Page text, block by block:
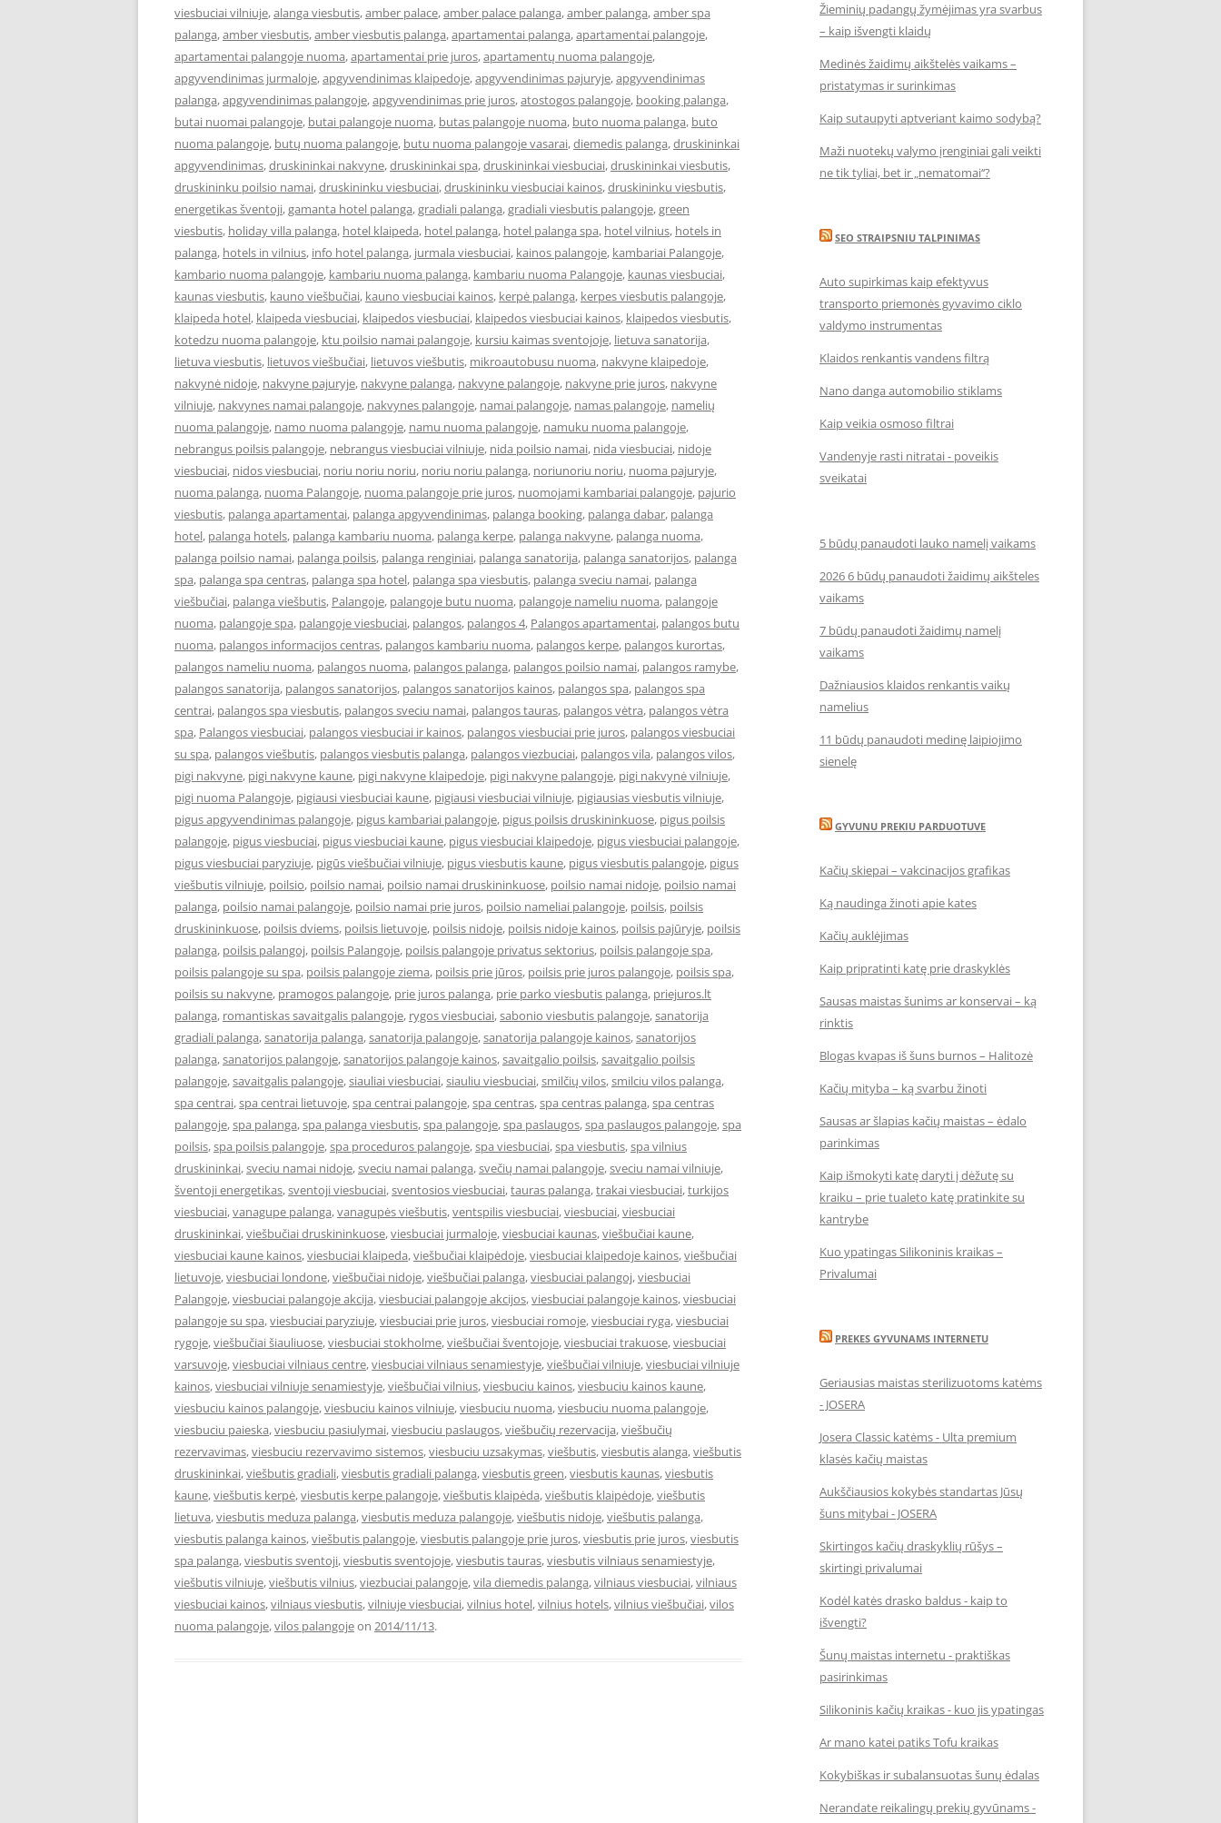
viesbuciai vilniuje,alanga viesbutis,amber palace,amber palace palanga,amber palanga,amber spa
palanga,amber viesbutis,amber viesbutis palanga,apartamentai palanga,apartamentai palangoje,
apartamentai palangoje nuoma,apartamentai prie juros,apartamentų nuoma palangoje,
apgyvendinimas jurmaloje,apgyvendinimas klaipedoje,apgyvendinimas pajuryje,apgyvendinimas
palanga,apgyvendinimas palangoje,apgyvendinimas prie juros,atostogos palangoje, booking palanga,
butai nuomai palangoje, butai palangoje nuoma, butas palangoje nuoma, buto nuoma palanga, buto
nuoma palangoje, butų nuoma palangoje, butu nuoma palangoje vasarai,diemedis palanga,druskininkai
apgyvendinimas,druskininkai nakvyne,druskininkai spa,druskininkai viesbuciai,druskininkai viesbutis,
druskininku poilsio namai,druskininku viesbuciai,druskininku viesbuciai kainos,druskininku viesbutis,
energetikas šventoji,gamanta hotel palanga,gradiali palanga,gradiali viesbutis palangoje,green
viesbutis, holiday villa palanga, hotel klaipeda, hotel palanga, hotel palanga spa, hotel vilnius, hotels in
palanga, hotels in vilnius, info hotel palanga, jurmala viesbuciai, kainos palangoje, kambariai Palangoje,
kambario nuoma palangoje, kambariu nuoma palanga, kambariu nuoma Palangoje, kaunas viesbuciai,
kaunas viesbutis, kauno viešbučiai, kauno viesbuciai kainos, kerpė palanga, kerpes viesbutis palangoje,
klaipeda hotel, klaipeda viesbuciai, klaipedos viesbuciai, klaipedos viesbuciai kainos, klaipedos viesbutis,
kotedzu nuoma palangoje, ktu poilsio namai palangoje, kursiu kaimas sventojoje, lietuva sanatorija,
lietuva viesbutis, lietuvos viešbučiai, lietuvos viešbutis, mikroautobusu nuoma, nakvyne klaipedoje,
nakvynė nidoje, nakvyne pajuryje, nakvyne palanga, nakvyne palangoje, nakvyne prie juros, nakvyne
vilniuje, nakvynes namai palangoje, nakvynes palangoje, namai palangoje, namas palangoje, namelių
nuoma palangoje, namo nuoma palangoje, namu nuoma palangoje, namuku nuoma palangoje,
nebrangus poilsis palangoje, nebrangus viesbuciai vilniuje, nida poilsio namai, nida viesbuciai, nidoje
viesbuciai, nidos viesbuciai, noriu noriu noriu, noriu noriu palanga, noriunoriu noriu, nuoma pajuryje,
nuoma palanga, nuoma Palangoje, nuoma palangoje prie juros, nuomojami kambariai palangoje, pajurio
viesbutis, palanga apartamentai, palanga apgyvendinimas, palanga booking, palanga dabar, palanga
hotel, palanga hotels, palanga kambariu nuoma, palanga kerpe, palanga nakvyne, palanga nuoma,
palanga poilsio namai, palanga poilsis, palanga renginiai, palanga sanatorija, palanga sanatorijos, palanga
spa, palanga spa centras, palanga spa hotel, palanga spa viesbutis, palanga sveciu namai, palanga
viešbučiai, palanga viešbutis, Palangoje, palangoje butu nuoma, palangoje nameliu nuoma, palangoje
nuoma, palangoje spa, palangoje viesbuciai, palangos, palangos 4, Palangos apartamentai, palangos butu
nuoma, palangos informacijos centras, palangos kambariu nuoma, palangos kerpe, palangos kurortas,
palangos nameliu nuoma, palangos nuoma, palangos palanga, palangos poilsio namai, palangos ramybe,
palangos sanatorija, palangos sanatorijos, palangos sanatorijos kainos, palangos spa, palangos spa
centrai, palangos spa viesbutis, palangos sveciu namai, palangos tauras, palangos vėtra, palangos vėtra
spa, Palangos viesbuciai, palangos viesbuciai ir kainos, palangos viesbuciai prie juros, palangos viesbuciai
su spa, palangos viešbutis, palangos viesbutis palanga, palangos viezbuciai, palangos vila, palangos vilos,
pigi nakvyne, pigi nakvyne kaune, pigi nakvyne klaipedoje, pigi nakvyne palangoje, pigi nakvynė vilniuje,
pigi nuoma Palangoje, pigiausi viesbuciai kaune, pigiausi viesbuciai vilniuje, pigiausias viesbutis vilniuje,
pigus apgyvendinimas palangoje, pigus kambariai palangoje, pigus poilsis druskininkuose, pigus poilsis
palangoje, pigus viesbuciai, pigus viesbuciai kaune, pigus viesbuciai klaipedoje, pigus viesbuciai palangoje,
pigus viesbuciai paryziuje, pigūs viešbučiai vilniuje, pigus viesbutis kaune, pigus viesbutis palangoje, pigus
viešbutis vilniuje, poilsio, poilsio namai, poilsio namai druskininkuose, poilsio namai nidoje, poilsio namai
palanga, poilsio namai palangoje, poilsio namai prie juros, poilsio nameliai palangoje, poilsis, poilsis
druskininkuose, poilsis dviems, poilsis lietuvoje, poilsis nidoje, poilsis nidoje kainos, poilsis pajūryje, poilsis
palanga, poilsis palangoj, poilsis Palangoje, poilsis palangoje privatus sektorius, poilsis palangoje spa,
poilsis palangoje su spa, poilsis palangoje ziema, poilsis prie jūros, poilsis prie juros palangoje, poilsis spa,
poilsis su nakvyne, pramogos palangoje, prie juros palanga, prie parko viesbutis palanga, priejuros.lt
palanga, romantiskas savaitgalis palangoje, rygos viesbuciai,sabonio viesbutis palangoje,sanatorija
gradiali palanga,sanatorija palanga,sanatorija palangoje,sanatorija palangoje kainos,sanatorijos
palanga,sanatorijos palangoje,sanatorijos palangoje kainos,savaitgalio poilsis,savaitgalio poilsis
palangoje,savaitgalis palangoje,siauliai viesbuciai,siauliu viesbuciai,smilčių vilos,smilciu vilos palanga,
spa centrai,spa centrai lietuvoje,spa centrai palangoje,spa centras,spa centras palanga,spa centras
palangoje,spa palanga,spa palanga viesbutis,spa palangoje,spa paslaugos,spa paslaugos palangoje,spa
poilsis,spa poilsis palangoje,spa proceduros palangoje,spa viesbuciai,spa viesbutis,spa vilnius
druskininkai,sveciu namai nidoje,sveciu namai palanga,svečių namai palangoje,sveciu namai vilniuje,
šventoji energetikas,sventoji viesbuciai,sventosios viesbuciai,tauras palanga,trakai viesbuciai,turkijos
viesbuciai,vanagupe palanga,vanagupės viešbutis,ventspilis viesbuciai,viesbuciai,viesbuciai
druskininkai,viešbučiai druskininkuose,viesbuciai jurmaloje,viesbuciai kaunas,viešbučiai kaune,
viesbuciai kaune kainos,viesbuciai klaipeda,viešbučiai klaipėdoje,viesbuciai klaipedoje kainos,viešbučiai
lietuvoje,viesbuciai londone,viešbučiai nidoje,viešbučiai palanga,viesbuciai palangoj,viesbuciai
Palangoje,viesbuciai palangoje akcija,viesbuciai palangoje akcijos,viesbuciai palangoje kainos,viesbuciai
palangoje su spa,viesbuciai paryziuje,viesbuciai prie juros,viesbuciai romoje,viesbuciai ryga,viesbuciai
rygoje,viešbučiai šiauliuose,viesbuciai stokholme,viešbučiai šventojoje,viesbuciai trakuose,viesbuciai
varsuvoje,viesbuciai vilniaus centre,viesbuciai vilniaus senamiestyje,viešbučiai vilniuje,viesbuciai vilniuje
kainos,viesbuciai vilniuje senamiestyje,viešbučiai vilnius,viesbuciu kainos,viesbuciu kainos kaune,
viesbuciu kainos palangoje,viesbuciu kainos vilniuje,viesbuciu nuoma,viesbuciu nuoma palangoje,
viesbuciu paieska,viesbuciu pasiulymai,viesbuciu paslaugos,viešbučių rezervacija,viešbučių
rezervavimas,viesbuciu rezervavimo sistemos,viesbuciu uzsakymas,viešbutis,viesbutis alanga,viešbutis
druskininkai,viešbutis gradiali,viesbutis gradiali palanga,viesbutis green,viesbutis kaunas,viesbutis
kaune,viešbutis kerpė,viesbutis kerpe palangoje,viešbutis klaipėda,viešbutis klaipėdoje,viešbutis
lietuva,viesbutis meduza palanga,viesbutis meduza palangoje,viešbutis nidoje,viešbutis palanga,
viesbutis palanga kainos,viešbutis palangoje,viesbutis palangoje prie juros,viesbutis prie juros,viesbutis
spa palanga,viesbutis sventoji,viesbutis sventojoje,viesbutis tauras,viesbutis vilniaus senamiestyje,
viešbutis vilniuje,viešbutis vilnius,viezbuciai palangoje,vila diemedis palanga,vilniaus viesbuciai,vilniaus
viesbuciai kainos,vilniaus viesbutis,vilniuje viesbuciai,vilnius hotel,vilnius hotels,vilnius viešbučiai,vilos
nuoma palangoje,vilos palangojeon 2014/11/13.
Žieminių padangų žymėjimas yra svarbus
– kaip išvengti klaidų
Medinės žaidimų aikštelės vaikams –
pristatymas ir surinkimas
Kaip sutaupyti aptveriant kaimo sodybą?
Maži nuotekų valymo įrenginiai gali veikti
ne tik tyliai, bet ir „nematomai‘‘?
SEO STRAIPSNIU TALPINIMAS
Auto supirkimas kaip efektyvus
transporto priemonės gyvavimo ciklo
valdymo instrumentas
Klaidos renkantis vandens filtrą
Nano danga automobilio stiklams
Kaip veikia osmoso filtrai
Vandenyje rasti nitratai - poveikis
sveikatai
5 būdų panaudoti lauko namelį vaikams
2026 6 būdų panaudoti žaidimų aikšteles
vaikams
7 būdų panaudoti žaidimų namelį
vaikams
Dažniausios klaidos renkantis vaikų
namelius
11 būdų panaudoti medinę laipiojimo
sienelę
GYVUNU PREKIU PARDUOTUVE
Kačių skiepai – vakcinacijos grafikas
Ką naudinga žinoti apie kates
Kačių auklėjimas
Kaip pripratinti katę prie draskyklės
Sausas maistas šunims ar konservai – ką
rinktis
Blogas kvapas iš šuns burnos – Halitozė
Kačių mityba – ką svarbu žinoti
Sausas ar šlapias kačių maistas – ėdalo
parinkimas
Kaip išmokyti katę daryti į dėžutę su
kraiku – prie tualeto katę pratinkite su
kantrybe
Kuo ypatingas Silikoninis kraikas –
Privalumai
PREKES GYVUNAMS INTERNETU
Geriausias maistas sterilizuotoms katėms
- JOSERA
Josera Classic katėms - Ulta premium
klasės kačių maistas
Aukščiausios kokybės standartas Jūsų
šuns mitybai - JOSERA
Skirtingos kačių draskyklių rūšys –
skirtingi privalumai
Kodėl katės drasko baldus - kaip to
išvengti?
Šunų maistas internetu - praktiškas
pasirinkimas
Silikoninis kačių kraikas - kuo jis ypatingas
Ar mano katei patiks Tofu kraikas
Kokybiškas ir subalansuotas šunų ėdalas
Nerandate reikalingų prekių gyvūnams -